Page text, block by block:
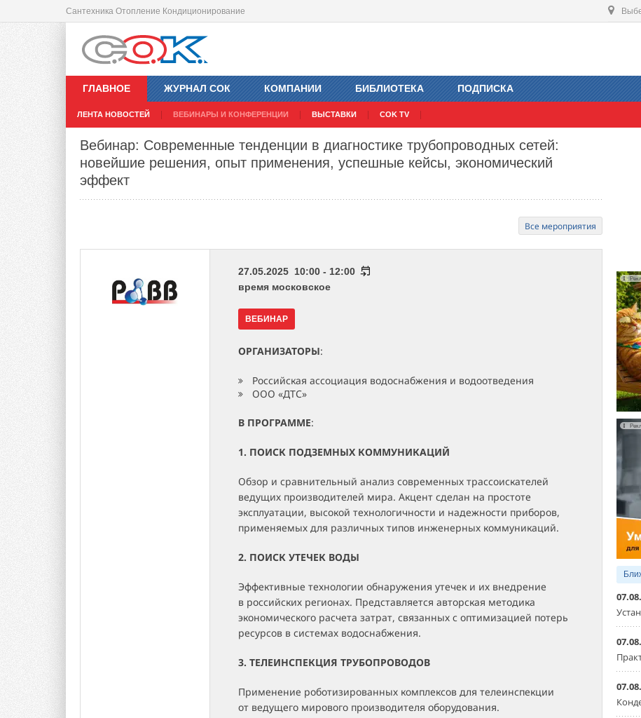
Сантехника Отопление Кондиционирование
ГЛАВНОЕ
ЛЕНТА НОВОСТЕЙ ВЕБИНАРЫ И КОНФЕРЕНЦИИ ВЫСТАВКИ COK TV
ЖУРНАЛ СОК КОМПАНИИ БИБЛИОТЕКА ПОДПИСКА
Вебинар: Современные тенденции в диагностике трубопроводных сетей:
новейшие решения, опыт применения, успешные кейсы, экономический
эффект
Все мероприятия
27.05.2025 10:00 - 12:00
время московское
ВЕБИНАР
ОРГАНИЗАТОРЫ:
Российская ассоциация водоснабжения и водоотведения
ООО «ДТС»
В ПРОГРАММЕ:
1. ПОИСК ПОДЗЕМНЫХ КОММУНИКАЦИЙ
Обзор и сравнительный анализ современных трассоискателей
ведущих производителей мира. Акцент сделан на простоте
эксплуатации, высокой технологичности и надежности приборов,
применяемых для различных типов инженерных коммуникаций.
2. ПОИСК УТЕЧЕК ВОДЫ
Эффективные технологии обнаружения утечек и их внедрение
в российских регионах. Представляется авторская методика
экономического расчета затрат, связанных с оптимизацией потерь
ресурсов в системах водоснабжения.
3. ТЕЛЕИНСПЕКЦИЯ ТРУБОПРОВОДОВ
Применение роботизированных комплексов для телеинспекции
от ведущего мирового производителя оборудования.